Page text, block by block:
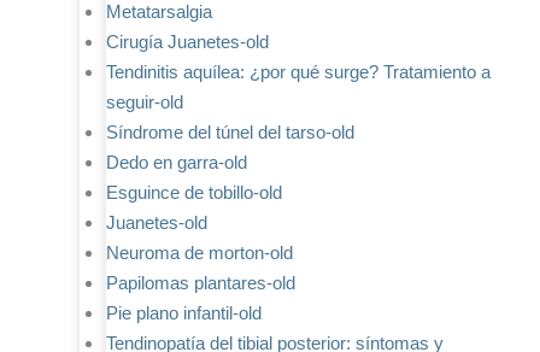
Metatarsalgia
Cirugía Juanetes-old
Tendinitis aquílea: ¿por qué surge? Tratamiento a
seguir-old
Síndrome del túnel del tarso-old
Dedo en garra-old
Esguince de tobillo-old
Juanetes-old
Neuroma de morton-old
Papilomas plantares-old
Pie plano infantil-old
Tendinopatía del tibial posterior: síntomas y